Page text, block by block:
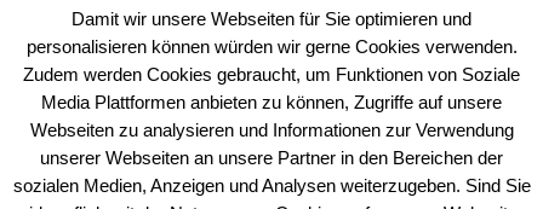
Reiterverein Voerde e. V. | IT-Solution-AD
Damit wir unsere Webseiten für Sie optimieren und
personalisieren können würden wir gerne Cookies verwenden.
Zudem werden Cookies gebraucht, um Funktionen von Soziale
Media Plattformen anbieten zu können, Zugriffe auf unsere
Webseiten zu analysieren und Informationen zur Verwendung
unserer Webseiten an unsere Partner in den Bereichen der
sozialen Medien, Anzeigen und Analysen weiterzugeben. Sind Sie